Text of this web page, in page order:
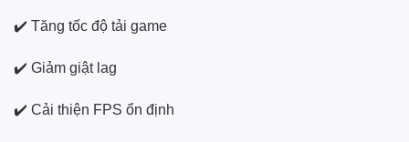
✔️ Tăng tốc độ tải game
✔️ Giảm giật lag
✔️ Cải thiện FPS ổn định